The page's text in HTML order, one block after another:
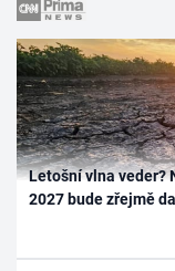
Letošní vlna veder?
2027 bude zřejmě